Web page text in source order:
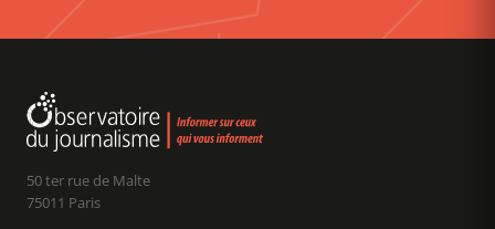
50 ter rue de Malte
75011 Paris